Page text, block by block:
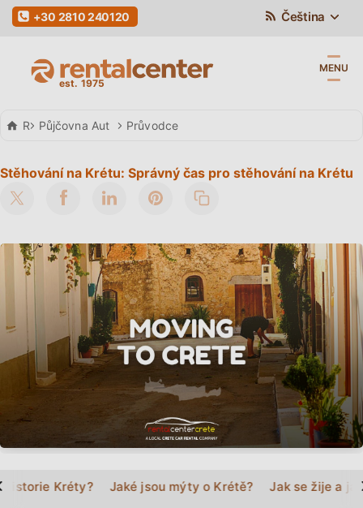
Čeština
+30 2810 240120
MENU
Rental Center Crete
Půjčovna Aut Průvodce
Stěhování na Krétu: Správný čas pro stěhování na Krétu
historie Kréty? Jaké jsou mýty o Krétě? Jak se žije a